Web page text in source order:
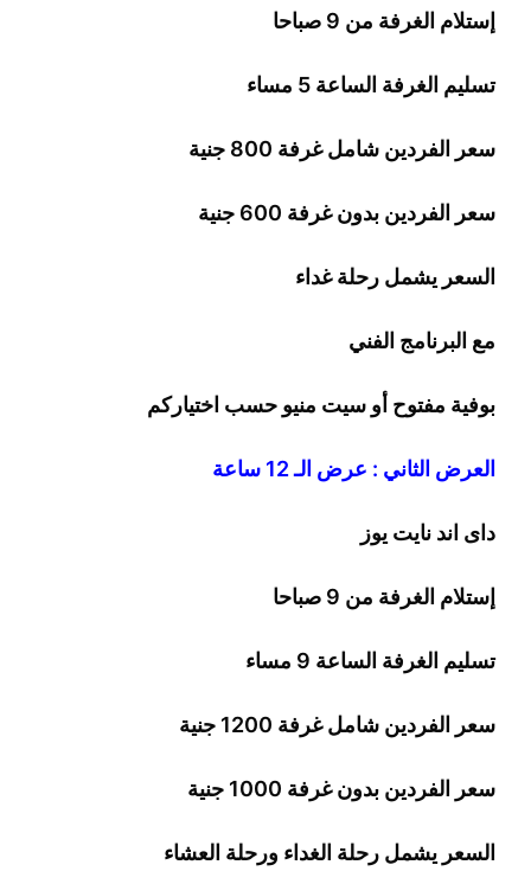
إستلام الغرفة من 9 صباحا
تسليم الغرفة الساعة 5 مساء
سعر الفردين شامل غرفة 800 جنية
سعر الفردين بدون غرفة 600 جنية
السعر يشمل رحلةغداء
مع البرنامج الفني
بوفية مفتوح أو سيت منيو حسب اختياركم
العرض الثاني : عرض الـ 12 ساعة
داى اند نايت يوز
إستلام الغرفة من 9 صباحا
تسليم الغرفة الساعة 9 مساء
سعر الفردين شامل غرفة 1200 جنية
سعر الفردين بدون غرفة 1000 جنية
السعر يشمل رحلة الغداء ورحلة العشاء